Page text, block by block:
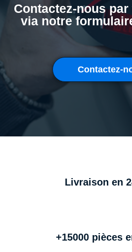
Contactez-nous
via notre
Contactez-
Livraison en
+15000 pièces